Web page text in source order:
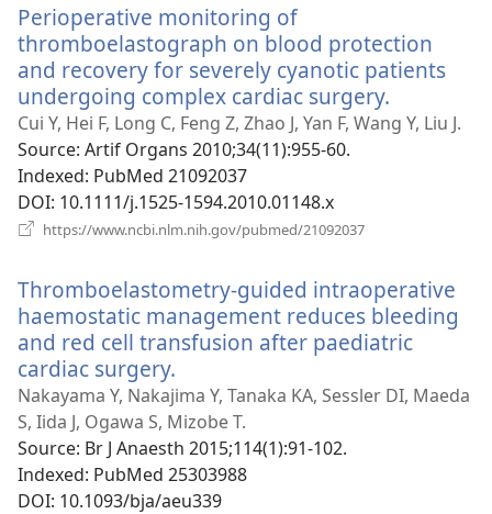
Perioperative monitoring of
thromboelastograph on blood protection
and recovery for severely cyanotic patients
undergoing complex cardiac surgery.
у
Cui Y, Hei F, Long C, Feng Z, Zhao J, Yan F, Wang Y, Liu J.
Source‎: Artif Organs 2010;34(11):955-60.
Indexed‎: PubMed 21092037
DOI‎: 10.1111/j.1525-1594.2010.01148.x
https://www.ncbi.nlm.nih.gov/pubmed/21092037
вікні)
Thromboelastometry-guided intraoperative
haemostatic management reduces bleeding
and red cell transfusion after paediatric
cardiac surgery.
у
новому
вікні)
Nakayama Y, Nakajima Y, Tanaka KA, Sessler DI, Maeda
S, Iida J, Ogawa S, Mizobe T.
Source‎: Br J Anaesth 2015;114(1):91-102.
Indexed‎: PubMed 25303988
DOI‎: 10.1093/bja/aeu339